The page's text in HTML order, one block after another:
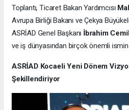
Toplantı, Ticaret Bakan Yardımcısı
Avrupa Birliği Bakanı ve Çekya
ASRİAD Genel Başkanı İbrahim Cemil
ve iş dünyasından birçok önemli ismin
ASRİAD Kocaeli Yeni Dönem
Şekillendiriyor